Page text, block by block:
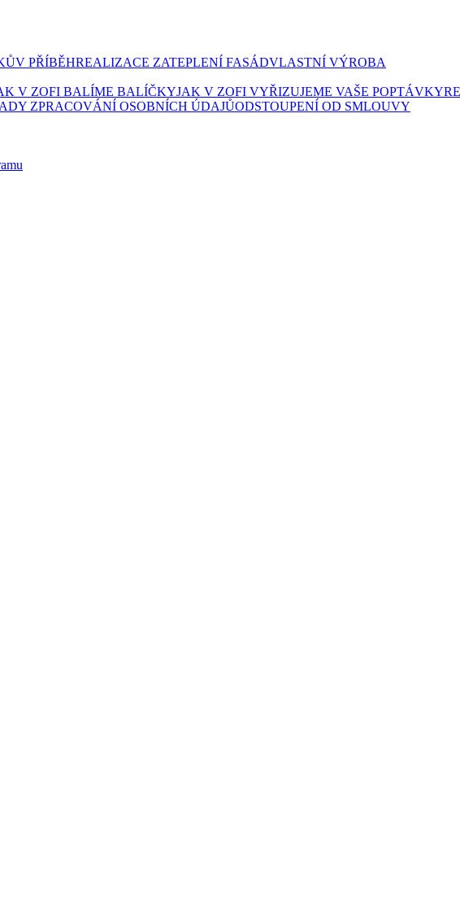
PŘÍBĚHREALIZACE ZATEPLENÍ FASÁDVLASTNÍ VÝROBA
V ZOFI BALÍME BALÍČKYJAK V ZOFI VYŘIZUJEME VAŠE POPTÁVKY
ZPRACOVÁNÍ OSOBNÍCH ÚDAJŮODSTOUPENÍ OD SMLOUVY